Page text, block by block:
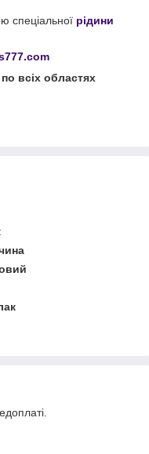
спеціальної рідини
всіх областях